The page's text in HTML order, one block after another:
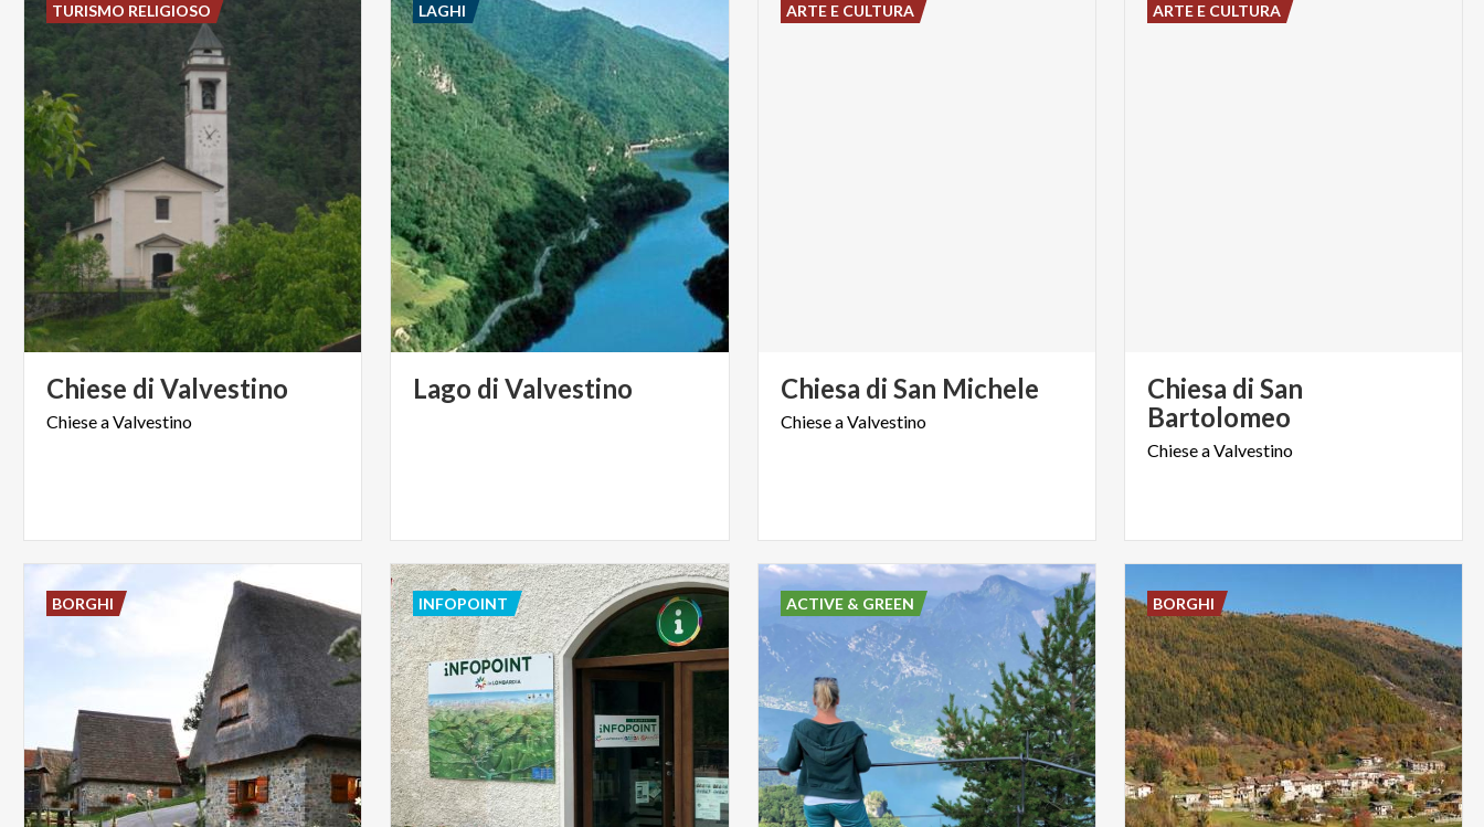
Chiese di Valvestino
ChieseaValvestino
TURISMO RELIGIOSO
Lago di Valvestino
LAGHI
Chiesa di San Michele
ChieseaValvestino
ARTE E CULTURA
Chiesa di San
Bartolomeo
ChieseaValvestino
ARTE E CULTURA
BORGHI INFOPOINT ACTIVE & GREEN BORGHI